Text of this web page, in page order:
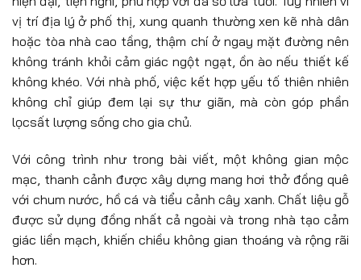
vị trí địa lý ở phố thị, xung quanh thường xen kẽ nhà dân
hoặc tòa nhà cao tầng, thậm chí ở ngay mặt đường nên
không tránh khỏi cảm giác ngột ngạt, ồn ào nếu thiết kế
không khéo. Với nhà phố, việc kết hợp yếu tố thiên nhiên
không chỉ giúp đem lại sự thư giãn, mà còn góp phần
lọcsất lượng sống cho gia chủ.
Với công trình như trong bài viết, một không gian mộc
mạc, thanh cảnh được xây dựng mang hơi thở đồng quê
với chum nước, hồ cá và tiểu cảnh cây xanh. Chất liệu gỗ
được sử dụng đồng nhất cả ngoài và trong nhà tạo cảm
giác liền mạch, khiến chiều không gian thoáng và rộng rãi
hơn.